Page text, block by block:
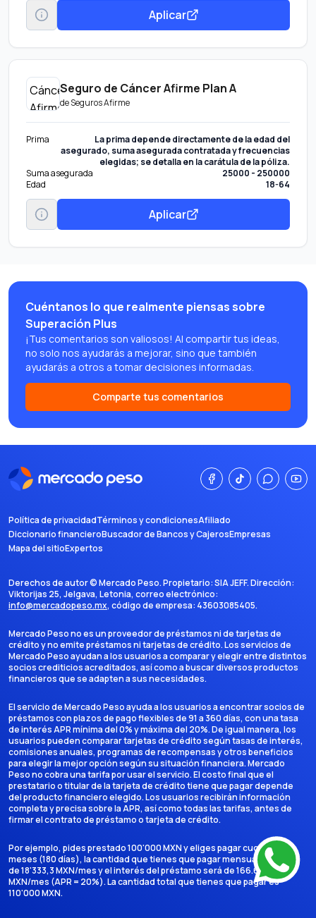
Aplicar
Seguro de Cáncer Afirme Plan A
deSeguros Afirme
Prima
La prima depende directamente de la edad del
asegurado, suma asegurada contratada y frecuencias
elegidas; se detalla en la carátula de la póliza.
Suma asegurada
25000 - 250000
Edad
18-64
Aplicar
Cuéntanos lo que realmente piensas sobre
Superación Plus
¡Tus comentarios son valiosos! Al compartir tus ideas,
no solo nos ayudarás a mejorar, sino que también
ayudarás a otros a tomar decisiones informadas.
Comparte tus comentarios
Política de privacidadTérminos y condicionesAfiliado
Diccionario financieroBuscador de Bancos y CajerosEmpresas
Mapa del sitioExpertos
Derechos de autor ©Mercado Peso. Propietario:SIA JEFF. Dirección:
Viktorijas 25, Jelgava, Letonia, correo electrónico:
info@mercadopeso.mx, código de empresa: 43603085405.
Mercado Peso no es un proveedor de préstamos ni de tarjetas de
crédito y no emite préstamos ni tarjetas de crédito. Los servicios de
Mercado Peso ayudan a los usuarios a comparar y elegir entre distintos
socios crediticios acreditados, así como a buscar diversos productos
financieros que se adapten a sus necesidades.
El servicio de Mercado Peso ayuda a los usuarios a encontrar socios de
préstamos con plazos de pago flexibles de 91 a 360 días, con una tasa
de interés APR mínima del 0% y máxima del 20%. De igual manera, los
usuarios pueden comparar tarjetas de crédito según tasas de interés,
comisiones anuales, programas de recompensas y otros beneficios
para elegir la mejor opción según su situación financiera. Mercado
Peso no cobra una tarifa por usar el servicio. El costo final que el
prestatario o titular de la tarjeta de crédito tiene que pagar depende
del producto financiero elegido. Los usuarios recibirán información
completa y precisa sobre la APR, así como todas las tarifas, antes de
firmar el contrato de préstamo o tarjeta de crédito.
Por ejemplo, pides prestado 100'000 MXN y eliges pagar cuotas en 6
meses (180 días), la cantidad que tienes que pagar mensualmente es
de 18'333,3 MXN/mes y el interés del préstamo será de 166.666,7
MXN/mes (APR = 20%). La cantidad total que tienes que pagar es
110'000 MXN.